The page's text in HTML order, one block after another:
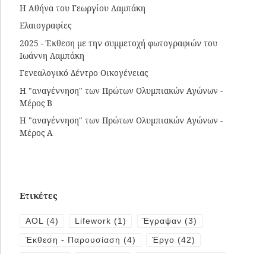
Η Αθήνα του Γεωργίου Λαμπάκη
Ελαιογραφίες
2025 - Έκθεση με την συμμετοχή φωτογραφιών του
Ιωάννη Λαμπάκη
Γενεαλογικό Δέντρο Οικογένειας
Η "αναγέννηση" των Πρώτων Ολυμπιακών Αγώνων -
Μέρος Β
Η "αναγέννηση" των Πρώτων Ολυμπιακών Αγώνων -
Μέρος Α
Ετικέτες
AOL(4) Lifework (1) Έγραψαν (3)
Έκθεση - Παρουσίαση (4) Έργο (42)